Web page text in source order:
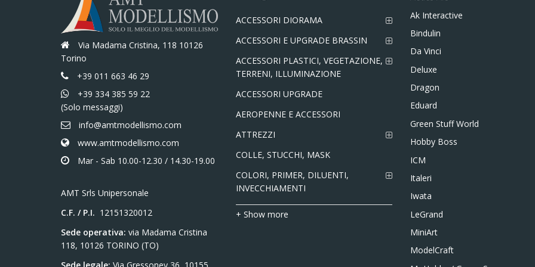
Via Madama Cristina, 118 10126
Torino
+39 011 663 46 29
+39 334 385 59 22
(Solo messaggi)
info@amtmodellismo.com
www.amtmodellismo.com
Mar - Sab 10.00-12.30 / 14.30-19.00
AMT Srls Unipersonale
C.F. / P.I. 12151320012
Sede operativa: via Madama Cristina
118, 10126 TORINO (TO)
ACCESSORI DIORAMA
ACCESSORI E UPGRADE BRASSIN
ACCESSORI PLASTICI, VEGETAZIONE,
TERRENI, ILLUMINAZIONE
ACCESSORI UPGRADE
AEROPENNE E ACCESSORI
ATTREZZI
COLLE, STUCCHI, MASK
COLORI, PRIMER, DILUENTI,
INVECCHIAMENTI
+ Show more
Ak Interactive
Bindulin
Da Vinci
Deluxe
Dragon
Eduard
Green Stuff World
Hobby Boss
ICM
Italeri
Iwata
LeGrand
MiniArt
ModelCraft